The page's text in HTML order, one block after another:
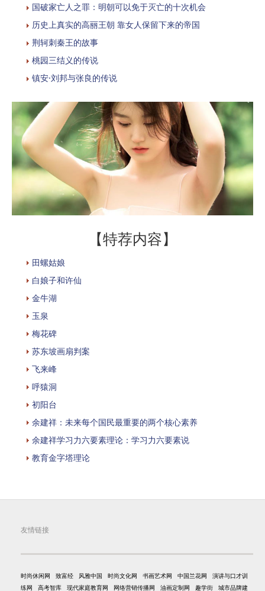
国破家亡人之罪：明朝可以免于灭亡的十次机会
历史上真实的高丽王朝 靠女人保留下来的帝国
荆轲刺秦王的故事
桃园三结义的传说
镇安·刘邦与张良的传说
【特荐内容】
田螺姑娘
白娘子和许仙
金牛湖
玉泉
梅花碑
苏东坡画扇判案
飞来峰
呼猿洞
初阳台
余建祥：未来每个国民最重要的两个核心素养
余建祥学习力六要素理论：学习力六要素说
教育金字塔理论
友情链接
时尚休闲网 致富经 风雅中国 时尚文化网 书画艺术网 中国兰花网
演讲与口才训
练网
高考智库 现代家庭教育网 网络营销传播网 油画定制网 趣学街 城市品牌建